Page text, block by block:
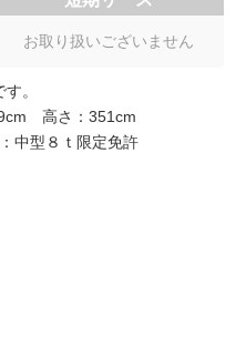
お取り扱いございません
。
高さ：351cm
型８ｔ限定免許